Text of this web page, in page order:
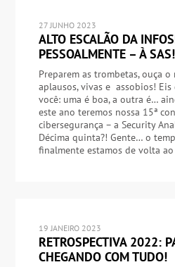
27 JUNHO 2023
ALTO ESCALÃO DA
PESSOALMENTE – À SAS!
Preparem as trombetas, ouça
aplausos, vivas e assobios!
você: uma é boa, a outra é…
este ano teremos nossa 15ª
cibersegurança – a Security
Décima quinta?! Gente… o
finalmente estamos de volta
19 JANEIRO 2023
RETROSPECTIVA 2022:
CHEGANDO COM TUDO!